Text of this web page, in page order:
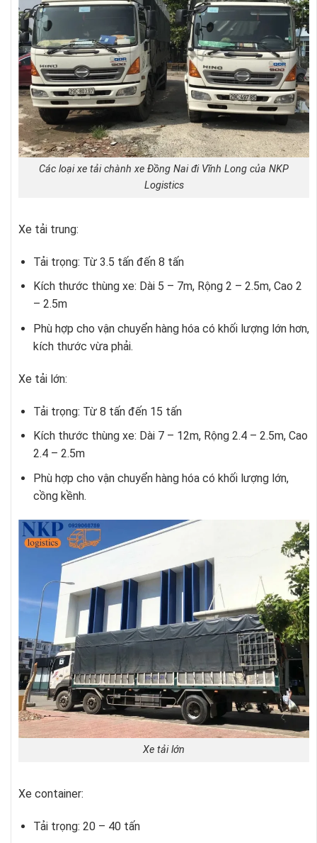
Các loại xe tải chành xe Đồng Nai đi Vĩnh Long của NKP
Logistics
Xe tải trung:
Tải trọng: Từ 3.5 tấn đến 8 tấn
Kích thước thùng xe: Dài 5 – 7m, Rộng 2 – 2.5m, Cao 2
– 2.5m
Phù hợp cho vận chuyển hàng hóa có khối lượng lớn hơn,
kích thước vừa phải.
Xe tải lớn:
Tải trọng: Từ 8 tấn đến 15 tấn
Kích thước thùng xe: Dài 7 – 12m, Rộng 2.4 – 2.5m, Cao
2.4 – 2.5m
Phù hợp cho vận chuyển hàng hóa có khối lượng lớn,
cồng kềnh.
Xe tải lớn
Xe container:
Tải trọng: 20 – 40 tấn